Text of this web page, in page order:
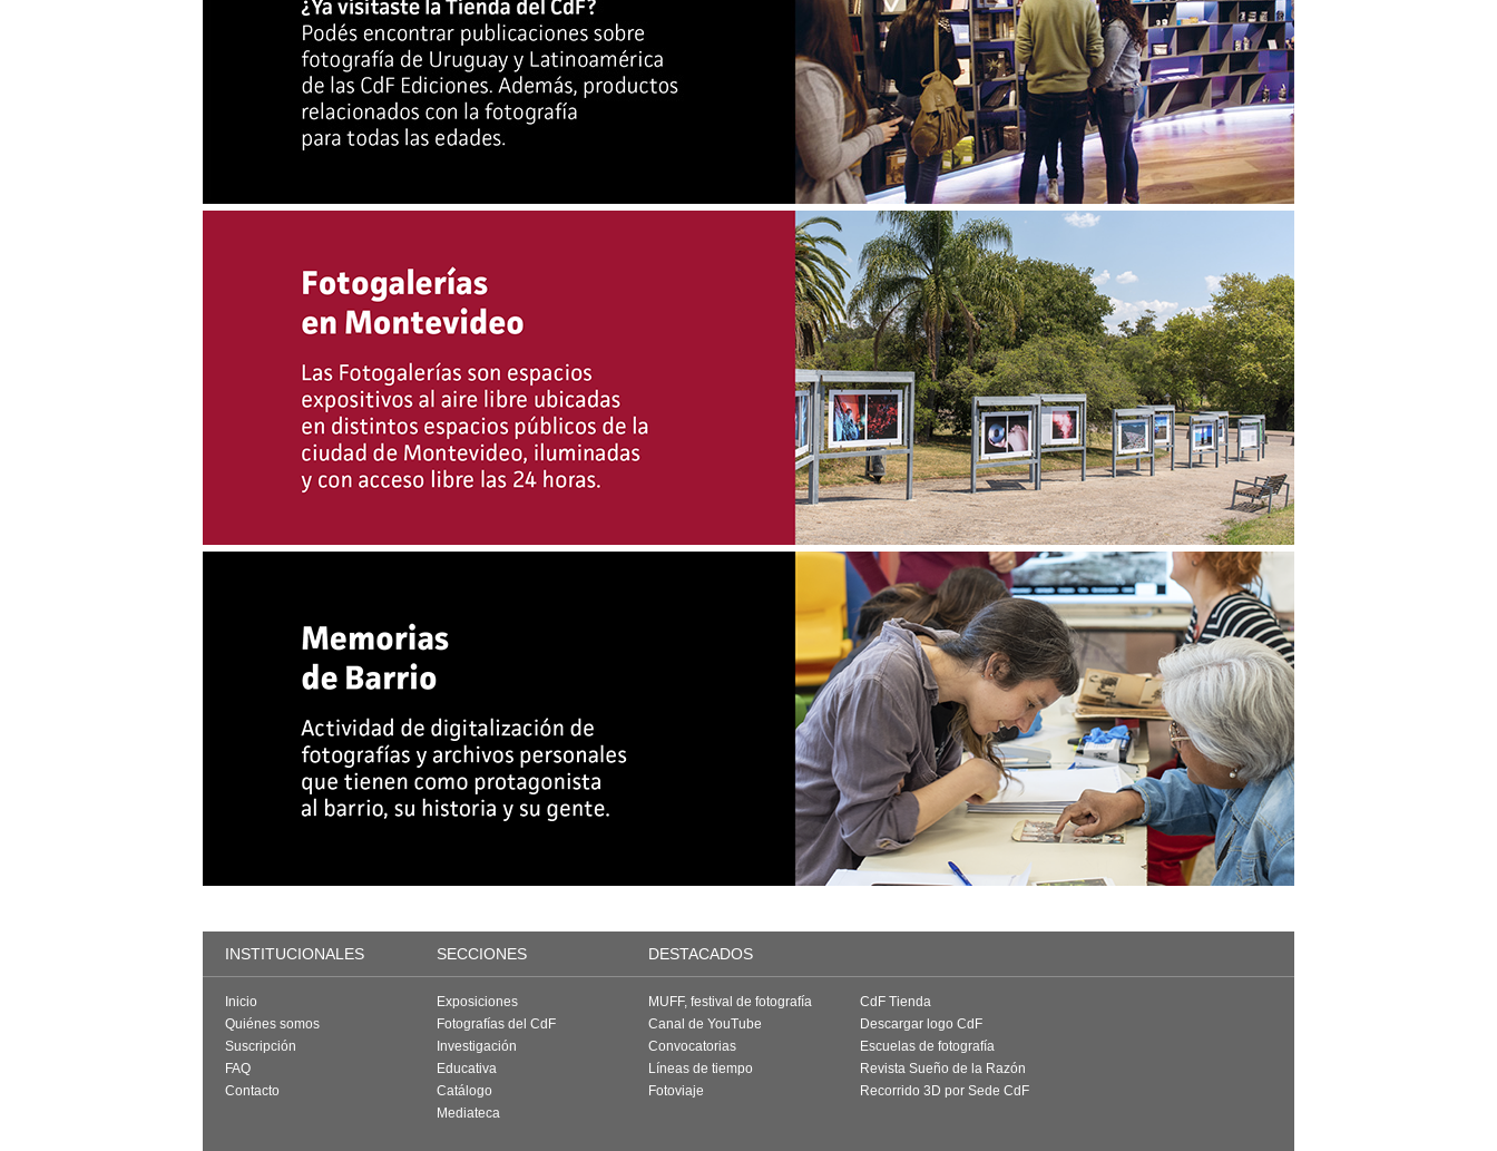
INSTITUCIONALES SECCIONES DESTACADOS
Inicio
Quiénes somos
Suscripción
FAQ
Contacto
Exposiciones
Fotografías del CdF
Investigación
Educativa
Catálogo
Mediateca
MUFF, festival de fotografía
Canal de YouTube
Convocatorias
Líneas de tiempo
Fotoviaje
CdF Tienda
Descargar logo CdF
Escuelas de fotografía
Revista Sueño de la Razón
Recorrido 3D por Sede CdF